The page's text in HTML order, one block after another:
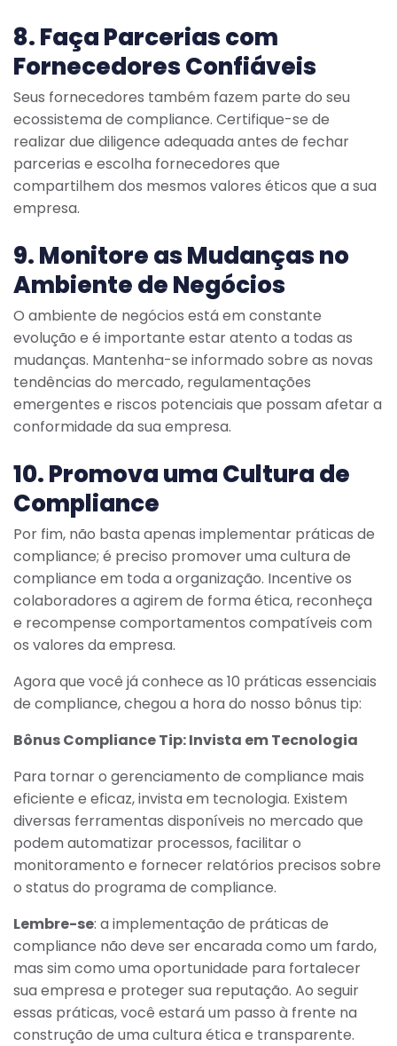
8. Faça Parcerias com
Fornecedores Confiáveis
Seus fornecedores também fazem parte do seu
ecossistema de compliance. Certifique-se de
realizar due diligence adequada antes de fechar
parcerias e escolha fornecedores que
compartilhem dos mesmos valores éticos que a sua
empresa.
9. Monitore as Mudanças no
Ambiente de Negócios
O ambiente de negócios está em constante
evolução e é importante estar atento a todas as
mudanças. Mantenha-se informado sobre as novas
tendências do mercado, regulamentações
emergentes e riscos potenciais que possam afetar a
conformidade da sua empresa.
10. Promova uma Cultura de
Compliance
Por fim, não basta apenas implementar práticas de
compliance; é preciso promover uma cultura de
compliance em toda a organização. Incentive os
colaboradores a agirem de forma ética, reconheça
e recompense comportamentos compatíveis com
os valores da empresa.
Agora que você já conhece as 10 práticas essenciais
de compliance, chegou a hora do nosso bônus tip:
Bônus Compliance Tip: Invista em Tecnologia
Para tornar o gerenciamento de compliance mais
eficiente e eficaz, invista em tecnologia. Existem
diversas ferramentas disponíveis no mercado que
podem automatizar processos, facilitar o
monitoramento e fornecer relatórios precisos sobre
o status do programa de compliance.
Lembre-se: a implementação de práticas de
compliance não deve ser encarada como um fardo,
mas sim como uma oportunidade para fortalecer
sua empresa e proteger sua reputação. Ao seguir
essas práticas, você estará um passo à frente na
construção de uma cultura ética e transparente.